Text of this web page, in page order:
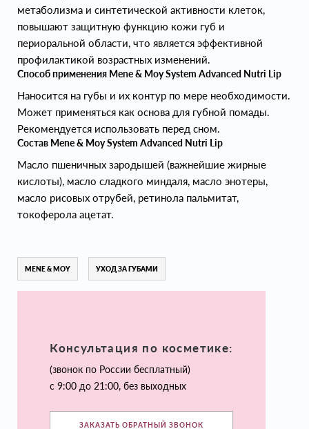
метаболизма и синтетической активности клеток,
повышают защитную функцию кожи губ и
периоральной области, что является эффективной
профилактикой возрастных изменений.
Способ применения Mene & Moy System Advanced Nutri Lip
Наносится на губы и их контур по мере необходимости.
Может применяться как основа для губной помады.
Рекомендуется использовать перед сном.
Состав Mene & Moy System Advanced Nutri Lip
Масло пшеничных зародышей (важнейшие жирные
кислоты), масло сладкого миндаля, масло энотеры,
масло рисовых отрубей, ретинола пальмитат,
токоферола ацетат.
MENE & MOY УХОД ЗА ГУБАМИ
Консультация по косметике:
(звонок по России бесплатный)
с 9:00 до 21:00, без выходных
ЗАКАЗАТЬ ОБРАТНЫЙ ЗВОНОК